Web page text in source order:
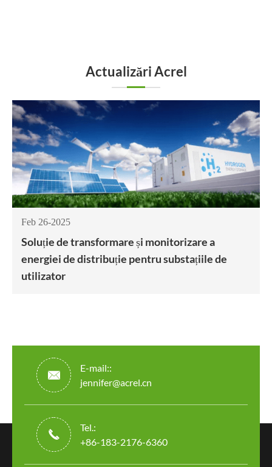
Actualizări Acrel
Feb 26-2025
Soluție de transformare și monitorizare a
energiei de distribuție pentru substațiile de
utilizator

E-mail::
jennifer@acrel.cn

Tel.:
+86-183-2176-6360